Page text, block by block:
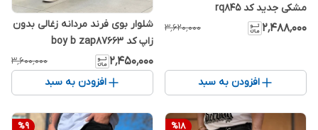
مشکی جدید کد rq845
۲٬۴۸۸٬۰۰۰ ۳٬۶۲۰٬۰۰۰
افزودن به سبد
شلوار بوی فرند مردانه زغالی بدون
زاپ کد boy b zap87663
۲٬۴۵۰٬۰۰۰ ۳٬۶۰۰٬۰۰۰
افزودن به سبد
%18
%9